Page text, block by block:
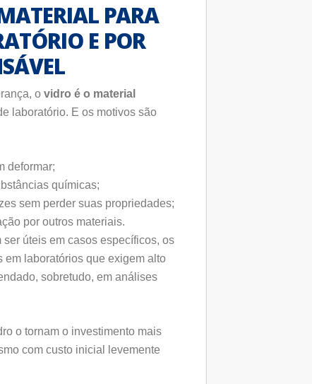
PARA
E POR
o vidro é o material
laboratório. E os motivos são
deformar;
químicas;
sem perder suas propriedades;
por outros materiais.
úteis em casos específicos, os
em laboratórios que exigem alto
sobretudo, em análises
o tornam o investimento mais
com custo inicial levemente